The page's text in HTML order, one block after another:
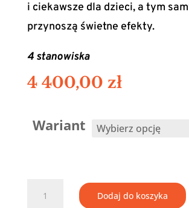
i ciekawsze dla dzieci, a tym
przynoszą świetne efekty.
4 stanowiska
4 400,00 zł
Wariant
Zestaw Dodaj do koszyka